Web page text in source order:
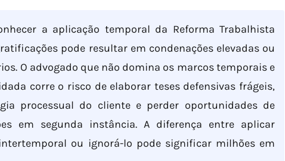
a aplicação temporal da Reforma Trabalhista
pode resultar em condenações elevadas ou
O advogado que não domina os marcos temporais e
corre o risco de elaborar teses defensivas frágeis,
processual do cliente e perder oportunidades de
em segunda instância. A diferença entre aplicar
ou ignorá-lo pode significar milhões em